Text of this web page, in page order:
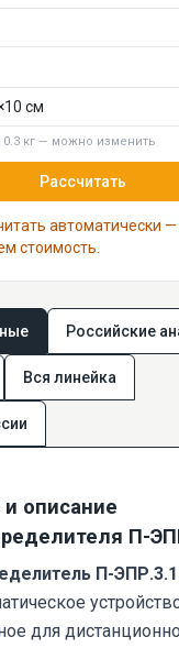
0.3 кг — можно изменить
Рассчитать
автоматически —
стоимость.
Российские
Вся линейка
описание
П-
П-
для